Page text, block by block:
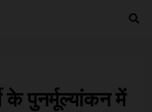
के पुनर्मूल्यांकन में